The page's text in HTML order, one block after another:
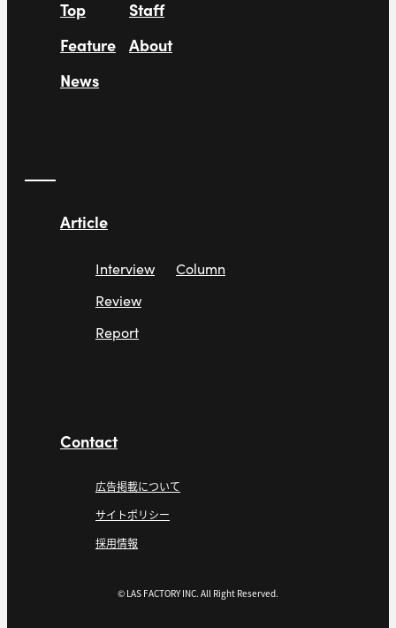
Top
Feature
News
Staff
About
Article
Interview
Review
Report
Column
Contact
広告掲載について
サイトポリシー
採用情報
© LAS FACTORY INC. All Right Reserved.